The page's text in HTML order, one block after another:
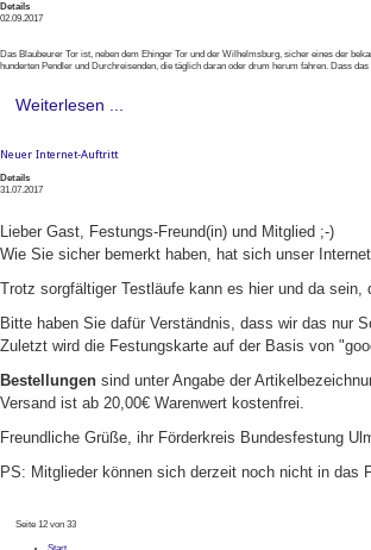
Details
02.09.2017
Das Blaubeurer Tor ist, neben dem Ehinger Tor und der Wilhelmsburg, sicher eines der
hunderten Pendler und Durchreisenden, die täglich daran oder drum herum fahren. Dass
Weiterlesen ...
Neuer Internet-Auftritt
Details
31.07.2017
Lieber Gast, Festungs-Freund(in) und Mitglied ;-)
Wie Sie sicher bemerkt haben, hat sich unser
Trotz sorgfältiger Testläufe kann es hier und da
Bitte haben Sie dafür Verständnis, dass wir das nur
Zuletzt wird die Festungskarte auf der Basis von
Bestellungen sind unter Angabe der
Versand ist ab 20,00€ Warenwert kostenfrei.
Freundliche Grüße, ihr Förderkreis Bundesfestung
PS: Mitglieder können sich derzeit noch nicht in das
Seite 12 von 33